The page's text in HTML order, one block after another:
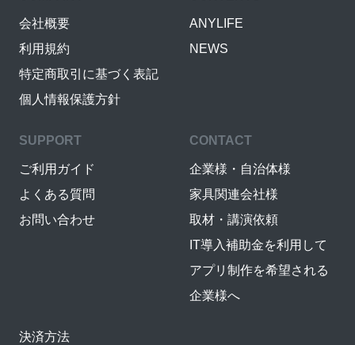
会社概要
利用規約
特定商取引に基づく表記
個人情報保護方針
ANYLIFE
NEWS
SUPPORT
ご利用ガイド
よくある質問
お問い合わせ
CONTACT
企業様・自治体様
家具関連会社様
取材・講演依頼
IT導入補助金を利用して
アプリ制作を希望される
企業様へ
決済方法